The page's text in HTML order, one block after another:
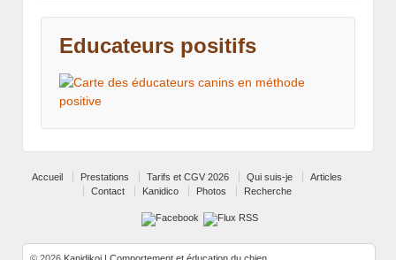
Educateurs positifs
Accueil Prestations Tarifs et CGV 2026 Qui suis-je
Articles
Contact
Kanidico Photos Recherche